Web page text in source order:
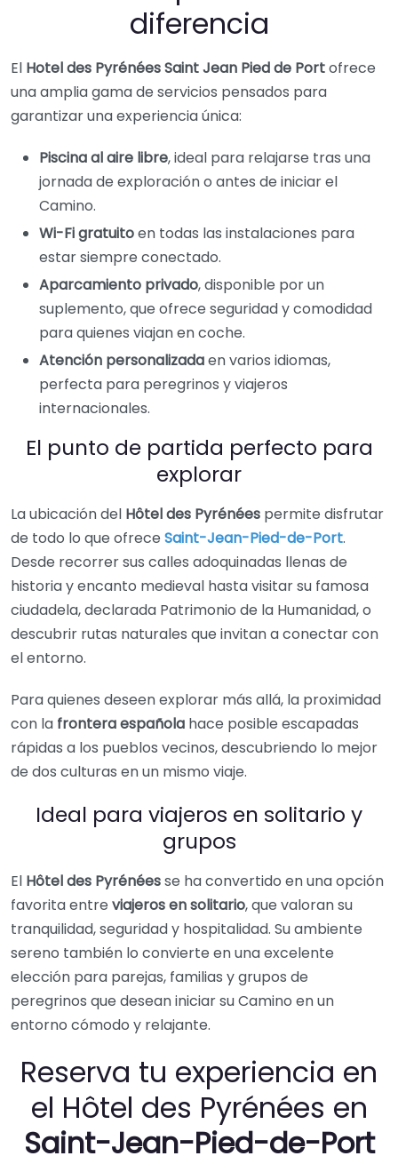
diferencia
El Hotel des Pyrénées Saint Jean Pied de Portofrece
una amplia gama de servicios pensados para
garantizar una experiencia única:
Piscina al aire libre, ideal para relajarse tras una
jornada de exploración o antes de iniciar el
Camino.
Wi-Fi gratuitoen todas las instalaciones para
estar siempre conectado.
Aparcamiento privado, disponible por un
suplemento, que ofrece seguridad y comodidad
para quienes viajan en coche.
Atención personalizadaen varios idiomas,
perfecta para peregrinos y viajeros
internacionales.
El punto de partida perfecto para
explorar
La ubicación del Hôtel des Pyrénées permite disfrutar
de todo lo que ofrece Saint-Jean-Pied-de-Port.
Desde recorrer sus calles adoquinadas llenas de
historia y encanto medieval hasta visitar su famosa
ciudadela, declarada Patrimonio de la Humanidad, o
descubrir rutas naturales que invitan a conectar con
el entorno.
Para quienes deseen explorar más allá, la proximidad
con la frontera española hace posible escapadas
rápidas a los pueblos vecinos, descubriendo lo mejor
de dos culturas en un mismo viaje.
Ideal para viajeros en solitario y
grupos
El Hôtel des Pyrénéesse ha convertido en una opción
favorita entre viajeros en solitario, que valoran su
tranquilidad, seguridad y hospitalidad. Su ambiente
sereno también lo convierte en una excelente
elección para parejas, familias y grupos de
peregrinos que desean iniciar su Camino en un
entorno cómodo y relajante.
Reserva tu experiencia en
el Hôtel des Pyrénées en
Saint-Jean-Pied-de-Port